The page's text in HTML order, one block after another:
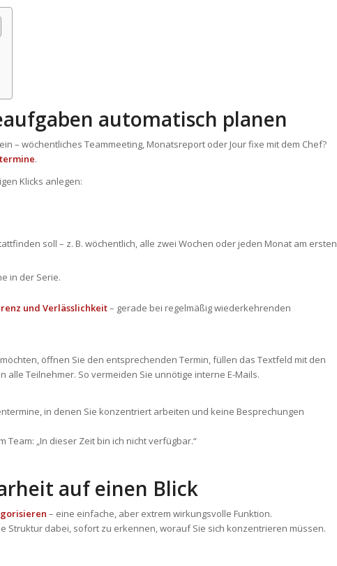
automatisch planen
– wöchentliches Teammeeting, Monatsreport oder Jour fixe mit dem Chef?
.
Klicks anlegen:
soll – z. B. wöchentlich, alle zwei Wochen oder jeden Monat am ersten
in der Serie.
und Verlässlichkeit– gerade bei regelmäßig wiederkehrenden
öffnen Sie den entsprechenden Termin, füllen das Textfeld mit den
alle Teilnehmer. So vermeiden Sie unnötige interne E-Mails.
in denen Sie konzentriert arbeiten und keine Besprechungen
„In dieser Zeit bin ich nicht verfügbar.“
auf einen Blick
– eine einfache, aber extrem wirkungsvolle Funktion.
Struktur dabei, sofort zu erkennen, worauf Sie sich konzentrieren müssen.